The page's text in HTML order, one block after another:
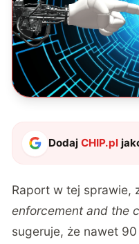
DodajCHIP.pl
Raport w tej sprawie,
enforcement and the
sugeruje, że nawet